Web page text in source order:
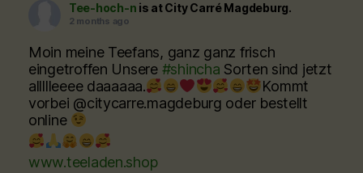
Tee-hoch-n is at City Carré Magdeburg.
2 months ago
Moin meine Teefans, ganz ganz frisch
eingetroffen Unsere #shincha Sorten sind jetzt
allllleeee daaaaaa.
Kommt
vorbei @citycarre.magdeburg oder bestellt
online
www.teeladen.shop